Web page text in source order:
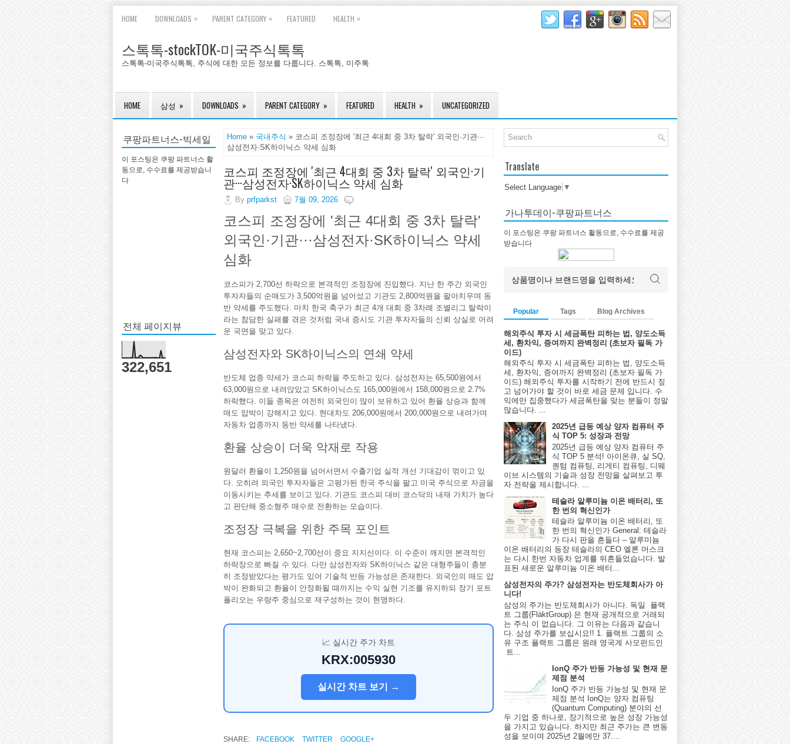
HOME DOWNLOADS » PARENT CATEGORY » FEATURED HEALTH »
스톡톡-stockTOK-미국주식톡톡
스톡톡-미국주식톡톡, 주식에 대한 모든 정보를 다룹니다. 스톡톡, 미주톡
HOME 삼성 » DOWNLOADS » PARENT CATEGORY » FEATURED HEALTH » UNCATEGORIZED
쿠팡파트너스-빅세일
이 포스팅은 쿠팡 파트너스 활
동으로, 수수료를 제공받습니
다
전체 페이지뷰
322,651
Home » 국내주식 » 코스피 조정장에 '최근 4대회 중 3차 탈락' 외국인·기관···
삼성전자·SK하이닉스 약세 심화
코스피 조정장에 '최근 4대회 중 3차 탈락' 외국인·기
관···삼성전자·SK하이닉스 약세 심화
By prfparkst 7월 09, 2026
코스피 조정장에 '최근 4대회 중 3차 탈락'
외국인·기관···삼성전자·SK하이닉스 약세
심화
코스피가 2,700선 하락으로 본격적인 조정장에 진입했다. 지난 한 주간 외국인
투자자들의 순매도가 3,500억원을 넘어섰고 기관도 2,800억원을 팔아치우며 동
반 약세를 주도했다. 마치 한국 축구가 최근 4개 대회 중 3차례 조별리그 탈락이
라는 참담한 실패를 겪은 것처럼 국내 증시도 기관 투자자들의 신뢰 상실로 어려
운 국면을 맞고 있다.
삼성전자와 SK하이닉스의 연쇄 약세
반도체 업종 약세가 코스피 하락을 주도하고 있다. 삼성전자는 65,500원에서
63,000원으로 내려앉았고 SK하이닉스도 165,000원에서 158,000원으로 2.7%
하락했다. 이들 종목은 여전히 외국인이 많이 보유하고 있어 환율 상승과 함께
매도 압박이 강해지고 있다. 현대차도 206,000원에서 200,000원으로 내려가며
자동차 업종까지 동반 약세를 나타냈다.
환율 상승이 더욱 악재로 작용
원달러 환율이 1,250원을 넘어서면서 수출기업 실적 개선 기대감이 꺾이고 있
다. 오히려 외국인 투자자들은 고평가된 한국 주식을 팔고 미국 주식으로 자금을
이동시키는 추세를 보이고 있다. 기관도 코스피 대비 코스닥의 내재 가치가 높다
고 판단해 중소형주 매수로 전환하는 모습이다.
조정장 극복을 위한 주목 포인트
현재 코스피는 2,650~2,700선이 중요 지지선이다. 이 수준이 깨지면 본격적인
하락장으로 빠질 수 있다. 다만 삼성전자와 SK하이닉스 같은 대형주들이 충분
히 조정받았다는 평가도 있어 기술적 반등 가능성은 존재한다. 외국인의 매도 압
박이 완화되고 환율이 안정화될 때까지는 수익 실현 기조를 유지하되 장기 포트
폴리오는 우량주 중심으로 재구성하는 것이 현명하다.
📈 실시간 주가 차트
KRX:005930
실시간 차트 보기 →
SHARE: FACEBOOK TWITTER GOOGLE+
Translate
Select Language ▼
가나투데이-쿠팡파트너스
이 포스팅은 쿠팡 파트너스 활동으로, 수수료를 제공
받습니다
Popular Tags Blog Archives
해외주식 투자 시 세금폭탄 피하는 법, 양도소득
세, 환차익, 증여까지 완벽정리 (초보자 필독 가
이드)
해외주식 투자 시 세금폭탄 피하는 법, 양도소득
세, 환차익, 증여까지 완벽정리 (초보자 필독 가
이드) 해외주식 투자를 시작하기 전에 반드시 짚
고 넘어가야 할 것이 바로 세금 문제 입니다. 수
익에만 집중했다가 세금폭탄을 맞는 분들이 정말
많습니다. ...
2025년 급등 예상 양자 컴퓨터 주
식 TOP 5: 성장과 전망
2025년 급등 예상 양자 컴퓨터 주
식 TOP 5 분석! 아이온큐, 실 SQ,
퀀텀 컴퓨팅, 리게티 컴퓨팅, 디웨
이브 시스템의 기술과 성장 전망을 살펴보고 투
자 전략을 제시합니다. ...
테슬라 알루미늄 이온 배터리, 또
한 번의 혁신인가
테슬라 알루미늄 이온 배터리, 또
한 번의 혁신인가 General: 테슬라
가 다시 판을 흔들다 – 알루미늄
이온 배터리의 등장 테슬라의 CEO 엘론 머스크
는 다시 한번 자동차 업계를 뒤흔들었습니다. 발
표된 새로운 알루미늄 이온 배터...
삼성전자의 주가? 삼성전자는 반도체회사가 아
니다!
삼성의 주가는 반도체회사가 아니다. 독일 플랙
트 그룹(FläktGroup) 은 현재 공개적으로 거래되
는 주식 이 없습니다. 그 이유는 다음과 같습니
다. 삼성 주가를 보십시요!! 1. 플랙트 그룹의 소
유 구조 플랙트 그룹은 원래 영국계 사모펀드인
트...
IonQ 주가 반등 가능성 및 현재 문
제점 분석
IonQ 주가 반등 가능성 및 현재 문
제점 분석 IonQ는 양자 컴퓨팅
(Quantum Computing) 분야의 선
두 기업 중 하나로, 장기적으로 높은 성장 가능성
을 가지고 있습니다. 하지만 최근 주가는 큰 변동
성을 보이며 2025년 2월에만 37....